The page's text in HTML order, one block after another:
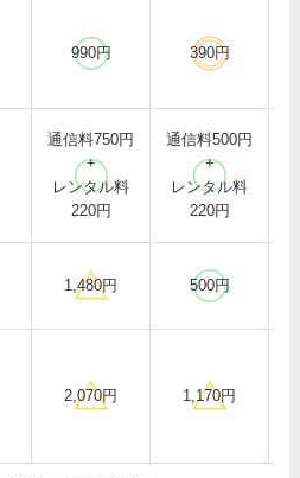
990円 390円
通信料750円
+
レンタル料
220円
通信料500円
+
レンタル料
220円
1,480円 500円
2,070円 1,170円